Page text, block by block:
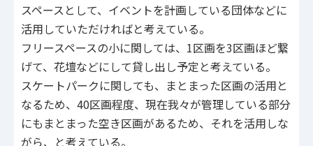
スペースとして、イベントを計画している団体などに
活用していただければと考えている。
フリースペースの小に関しては、1区画を3区画ほど繋
げて、花壇などにして貸し出し予定と考えている。
スケートパークに関しても、まとまった区画の活用と
なるため、40区画程度、現在我々が管理している部分
にもまとまった空き区画があるため、それを活用しな
がら、と考えている。